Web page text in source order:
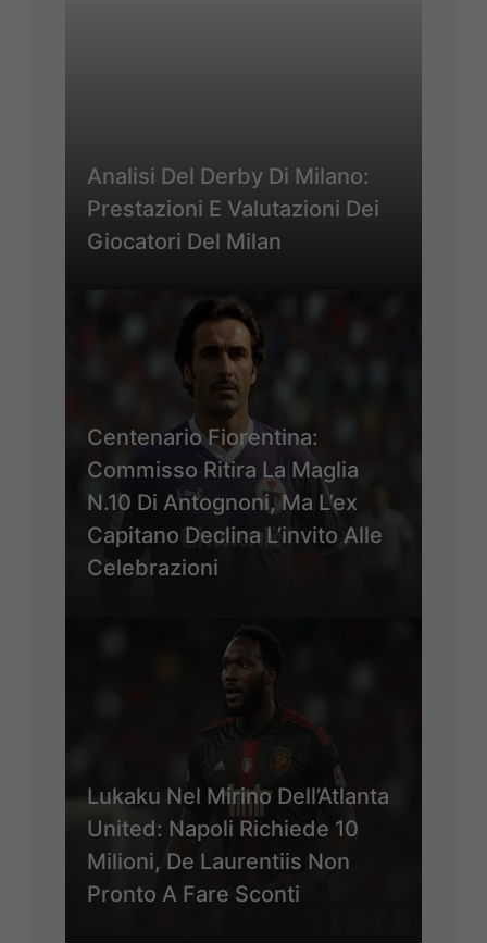
Analisi Del Derby Di Milano:
Prestazioni E Valutazioni Dei
Giocatori Del Milan
Centenario Fiorentina:
Commisso Ritira La Maglia
N.10 Di Antognoni, Ma L’ex
Capitano Declina L’invito Alle
Celebrazioni
Lukaku Nel Mirino Dell’Atlanta
United: Napoli Richiede 10
Milioni, De Laurentiis Non
Pronto A Fare Sconti